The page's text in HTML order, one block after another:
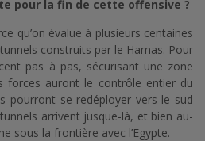
pour la fin de cette offensive ?
qu’on évalue à plusieurs centaines
construits par le Hamas. Pour
pas à pas, sécurisant une zone
forces auront le contrôle entier du
pourront se redéployer vers le sud
arrivent jusque-là, et bien au-
sous la frontière avec l’Egypte.